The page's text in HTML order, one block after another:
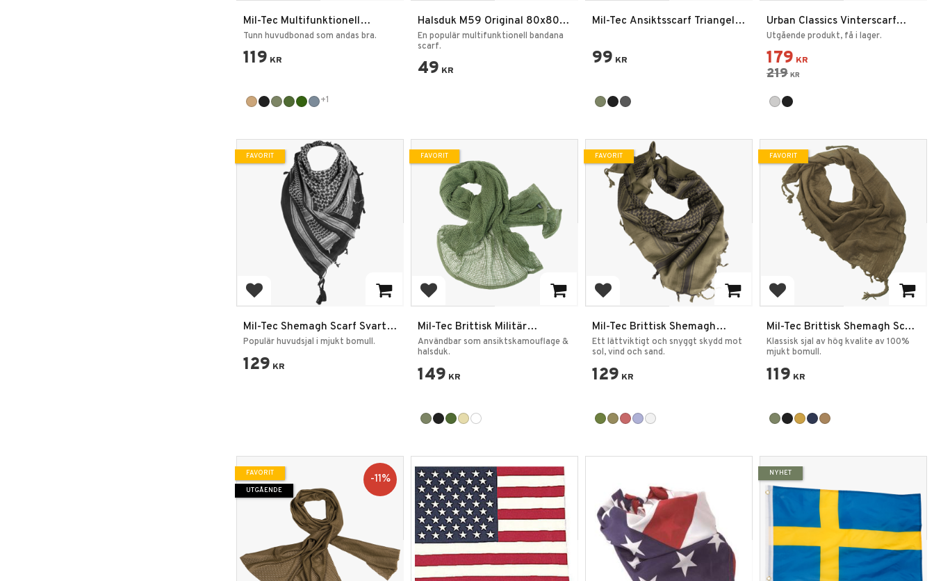
Mil-Tec Multifunktionell
Headscarf Buff
Tunn huvudbonad som andas bra.
119 KR
+1
Halsduk M59 Original 80x80
Olivgrön
En populär multifunktionell bandana
scarf.
49 KR
Mil-Tec Ansiktsscarf Triangel
99 KR
Urban Classics Vinterscarf
Polyester
Utgående produkt, få i lager.
179 KR
219 KR
Lägg till i favoriter
Mil-Tec Shemagh Scarf Svart
med vitt mönster
Populär huvudsjal i mjukt bomull.
129 KR
FAVORIT
Lägg till i favoriter
Mil-Tec Brittisk Militär
Näthalsduk
Användbar som ansiktskamouflage &
halsduk.
149 KR
FAVORIT
Lägg till i favoriter
Mil-Tec Brittisk Shemagh
Palestinasjal 1100mm
Ett lättviktigt och snyggt skydd mot
sol, vind och sand.
129 KR
FAVORIT
Lägg till i favoriter
Mil-Tec Brittisk Shemagh Scarf
1100mm
Klassisk sjal av hög kvalite av 100%
mjukt bomull.
119 KR
FAVORIT
11%
FAVORIT
UTGÅENDE
NYHET